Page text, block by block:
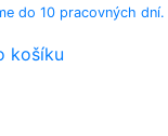
do 10 pracovných dní.
košíku